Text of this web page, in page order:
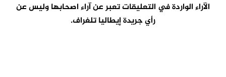
الآراء الواردة في التعليقات تعبر عن آراء اصحابها وليس عن
رأي جريدة إيطاليا تلغراف.